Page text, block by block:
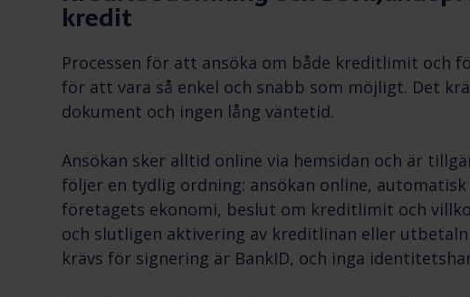
kredit
Processen för att ansöka om både kreditlimit och
för att vara så enkel och snabb som möjligt. Det
dokument och ingen lång väntetid.
Ansökan sker alltid online via hemsidan och är
följer en tydlig ordning: ansökan online,
företagets ekonomi, beslut om kreditlimit och
och slutligen aktivering av kreditlinan eller
krävs för signering är BankID, och inga